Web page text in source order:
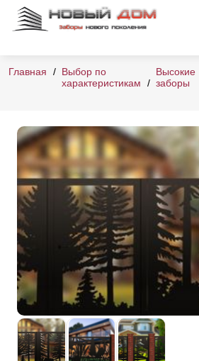
Главная
Выбор по
характеристикам
Высокие
заборы